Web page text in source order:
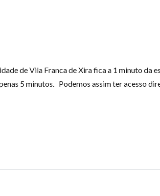
de Vila Franca de Xira fica a 1 minuto da
5 minutos. Podemos assim ter acesso